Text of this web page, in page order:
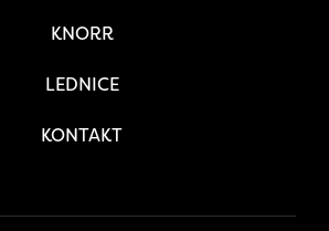
KNORR
LEDNICE
KONTAKT